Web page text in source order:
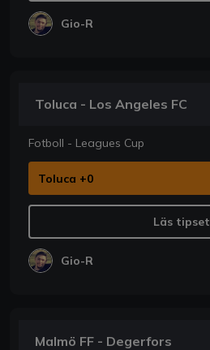
Gio-R
Toluca - Los Angeles FC
Fotboll - Leagues Cup
Toluca +0
Läs tipset
Gio-R
Malmö FF - Degerfors